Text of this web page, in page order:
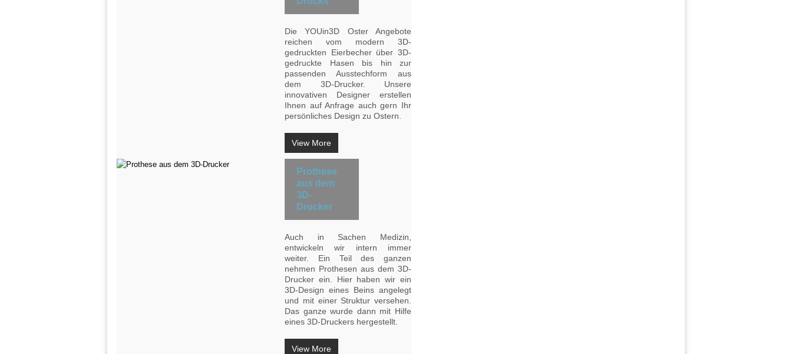
Die YOUin3D Oster Angebote
reichen vom modern 3D-
gedruckten Eierbecher über 3D-
gedruckte Hasen bis hin zur
passenden Ausstechform aus
dem 3D-Drucker. Unsere
innovativen Designer erstellen
Ihnen auf Anfrage auch gern Ihr
persönliches Design zu Ostern.
View More
Prothese
aus dem
3D-
Drucker
Auch in Sachen Medizin,
entwickeln wir intern immer
weiter. Ein Teil des ganzen
nehmen Prothesen aus dem 3D-
Drucker ein. Hier haben wir ein
3D-Design eines Beins angelegt
und mit einer Struktur versehen.
Das ganze wurde dann mit Hilfe
eines 3D-Druckers hergestellt.
View More